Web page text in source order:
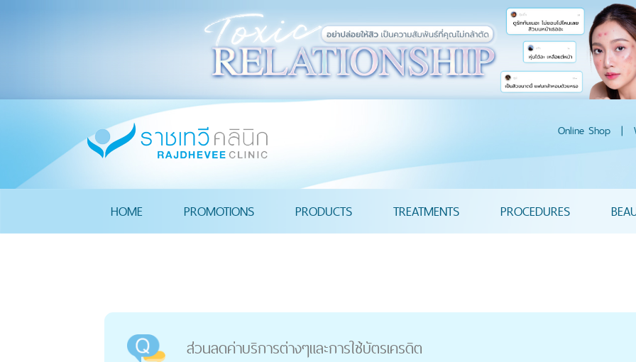
Online Shop |
HOME PROMOTIONS PRODUCTS TREATMENTS PROCEDURES
ส่วนลดค่าบริการต่างๆและการใช้บัตรเครดิต